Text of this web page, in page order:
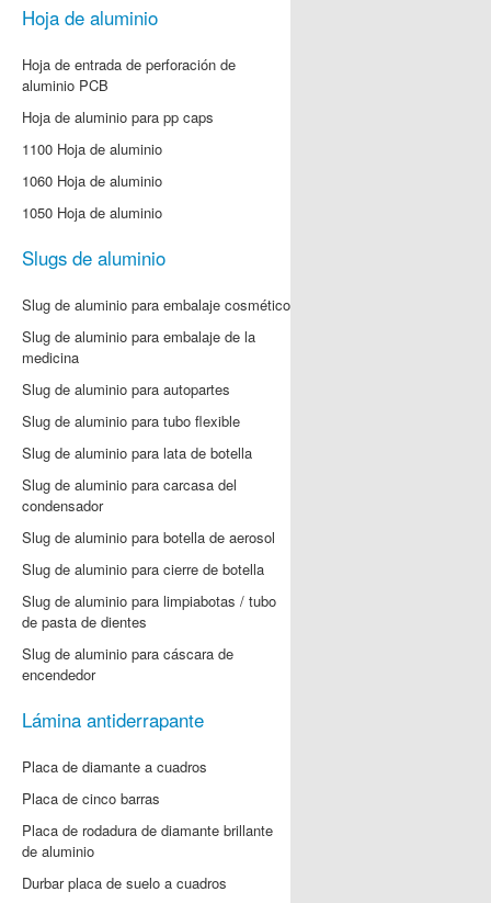
Hoja de aluminio
Hoja de entrada de perforación de
aluminio PCB
Hoja de aluminio para pp caps
1100 Hoja de aluminio
1060 Hoja de aluminio
1050 Hoja de aluminio
Slugs de aluminio
Slug de aluminio para embalaje cosmético
Slug de aluminio para embalaje de la
medicina
Slug de aluminio para autopartes
Slug de aluminio para tubo flexible
Slug de aluminio para lata de botella
Slug de aluminio para carcasa del
condensador
Slug de aluminio para botella de aerosol
Slug de aluminio para cierre de botella
Slug de aluminio para limpiabotas / tubo
de pasta de dientes
Slug de aluminio para cáscara de
encendedor
Lámina antiderrapante
Placa de diamante a cuadros
Placa de cinco barras
Placa de rodadura de diamante brillante
de aluminio
Durbar placa de suelo a cuadros